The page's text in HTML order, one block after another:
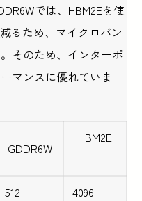
では、HBM2Eを使
るため、マイクロバン
そのため、インターポ
マンスに優れていま
GDDR6W
HBM2E
512
4096